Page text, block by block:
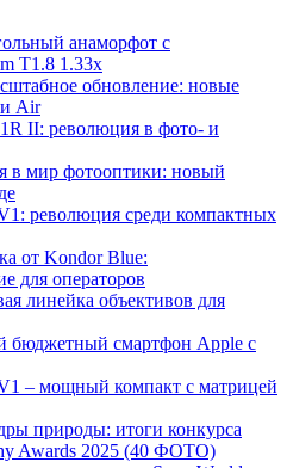
анаморфот с
T1.8 1.33x
обновление: новые
Air
II: революция в фото- и
в мир фотооптики: новый
революция среди компактных
от Kondor Blue:
для операторов
линейка объективов для
бюджетный смартфон Apple с
– мощный компакт с матрицей
природы: итоги конкурса
Awards 2025 (40 ФОТО)